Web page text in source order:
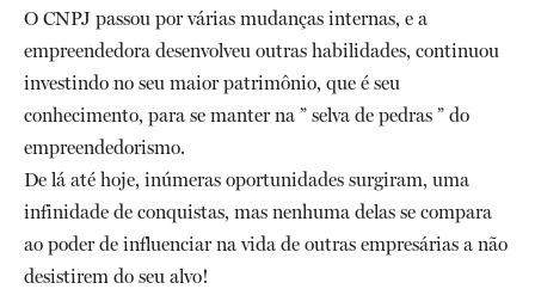
O CNPJ passou por várias mudanças internas, e a
empreendedora desenvolveu outras habilidades, continuou
investindo no seu maior patrimônio, que é seu
conhecimento, para se manter na ” selva de pedras ” do
empreendedorismo.
De lá até hoje, inúmeras oportunidades surgiram, uma
infinidade de conquistas, mas nenhuma delas se compara
ao poder de influenciar na vida de outras empresárias a não
desistirem do seu alvo!